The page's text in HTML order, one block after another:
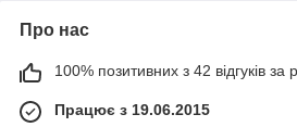
Про нас
100% позитивних з 42 відгуків за
Працює з 19.06.2015